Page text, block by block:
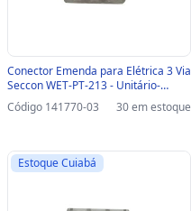
Conector Emenda para Elétrica 3 Via
Seccon WET-PT-213 - Unitário-
SINOP-03 - WET-PT-213
Código 141770-03 30 em estoque
Estoque Cuiabá